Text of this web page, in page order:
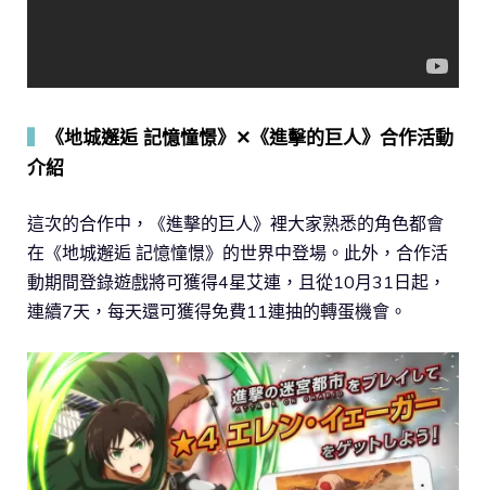
《地城邂逅 記憶憧憬》✕《進擊的巨人》合作活動
介紹
這次的合作中，《進擊的巨人》裡大家熟悉的角色都會
在《地城邂逅 記憶憧憬》的世界中登場。此外，合作活
動期間登錄遊戲將可獲得4星艾連，且從10月31日起，
連續7天，每天還可獲得免費11連抽的轉蛋機會。